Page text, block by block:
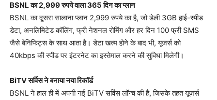
BSNL का 2,999 रुपये वाला 365 दिन का प्लान
BSNL का दूसरा सालाना प्लान 2,999 रुपये का है, जो डेली 3GB हाई-स्पीड
डेटा, अनलिमिटेड कॉलिंग, फ्री नेशनल रोमिंग और हर दिन 100 फ्री SMS
जैसे बेनिफिट्स के साथ आता है। डेटा खत्म होने के बाद भी, यूजर्स को
40kbps की स्पीड पर इंटरनेट का इस्तेमाल करने की सुविधा मिलेगी।
BiTV सर्विस ने बनाया नया रिकॉर्ड
BSNL ने हाल ही में अपनी नई BiTV सर्विस लॉन्च की है, जिसके तहत यूजर्स